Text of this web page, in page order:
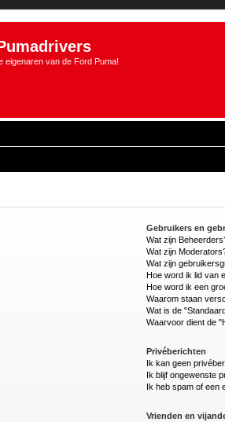
eigenaren van de Ford Puma!
Gebruikers en
Wat zijn
Wat zijn
Wat zijn
Hoe word ik lid van
Hoe word ik een
Waarom staan
Wat is de
Waarvoor dient de
Privéberichten
Ik kan geen
Ik blijf ongewenste
Ik heb spam of een
Vrienden en